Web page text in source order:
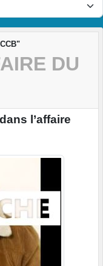
DU
l’affaire